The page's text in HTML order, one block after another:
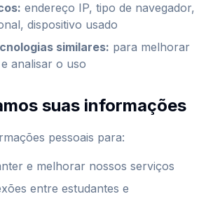
: endereço IP, tipo de navegador,
dispositivo usado
similares: para melhorar
analisar o uso
suas informações
pessoais para:
e melhorar nossos serviços
entre estudantes e